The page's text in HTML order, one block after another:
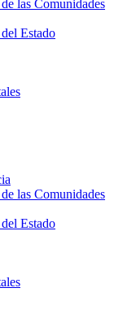
las Comunidades
Estado
las Comunidades
Estado